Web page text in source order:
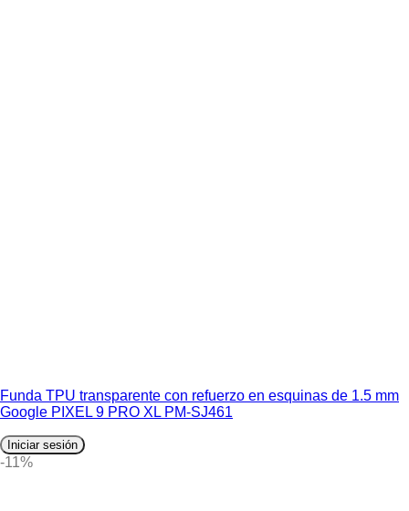
Funda TPU transparente con refuerzo en esquinas de 1.5 mm
Google PIXEL 9 PRO XL PM-SJ461
Iniciar sesión
-11%